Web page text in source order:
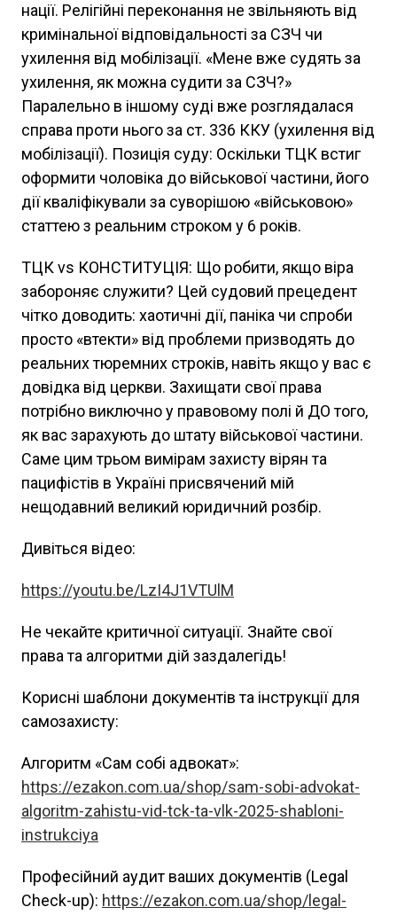
нації. Релігійні переконання не звільняють від
кримінальної відповідальності за СЗЧ чи
ухилення від мобілізації. «Мене вже судять за
ухилення, як можна судити за СЗЧ?»
Паралельно в іншому суді вже розглядалася
справа проти нього за ст. 336 ККУ (ухилення від
мобілізації). Позиція суду: Оскільки ТЦК встиг
оформити чоловіка до військової частини, його
дії кваліфікували за суворішою «військовою»
статтею з реальним строком у 6 років.
ТЦК vs КОНСТИТУЦІЯ: Що робити, якщо віра
забороняє служити? Цей судовий прецедент
чітко доводить: хаотичні дії, паніка чи спроби
просто «втекти» від проблеми призводять до
реальних тюремних строків, навіть якщо у вас є
довідка від церкви. Захищати свої права
потрібно виключно у правовому полі й ДО того,
як вас зарахують до штату військової частини.
Саме цим трьом вимірам захисту вірян та
пацифістів в Україні присвячений мій
нещодавний великий юридичний розбір.
Дивіться відео:
https://youtu.be/LzI4J1VTUlM
Не чекайте критичної ситуації. Знайте свої
права та алгоритми дій заздалегідь!
Корисні шаблони документів та інструкції для
самозахисту:
Алгоритм «Сам собі адвокат»:
https://ezakon.com.ua/shop/sam-sobi-advokat-
algoritm-zahistu-vid-tck-ta-vlk-2025-shabloni-
instrukciya
Професійний аудит ваших документів (Legal
Check-up): https://ezakon.com.ua/shop/legal-